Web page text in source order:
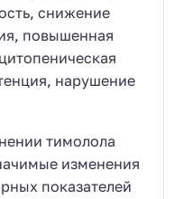
снижение
повышенная
нарушение
тимолола
изменения
показателей